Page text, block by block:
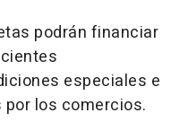
podrán financiar
especiales e
los comercios.